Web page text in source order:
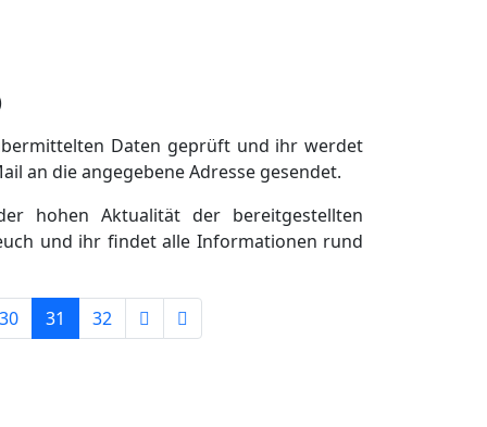
Daten geprüft und ihr werdet
an die angegebene Adresse gesendet.
hohen Aktualität der bereitgestellten
und ihr findet alle Informationen rund
30 31 32